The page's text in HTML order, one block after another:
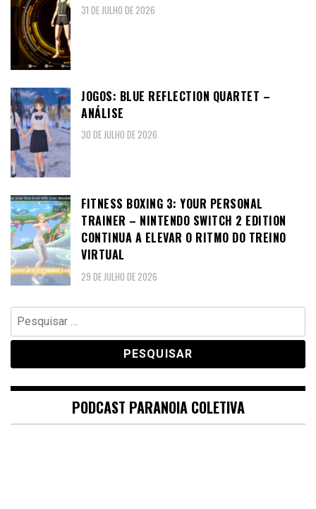
31 DE JULHO DE 2026
JOGOS: BLUE REFLECTION QUARTET –
ANÁLISE
30 DE JULHO DE 2026
FITNESS BOXING 3: YOUR PERSONAL
TRAINER – NINTENDO SWITCH 2 EDITION
CONTINUA A ELEVAR O RITMO DO TREINO
VIRTUAL
29 DE JULHO DE 2026
Pesquisar
por:
PODCAST PARANOIA COLETIVA